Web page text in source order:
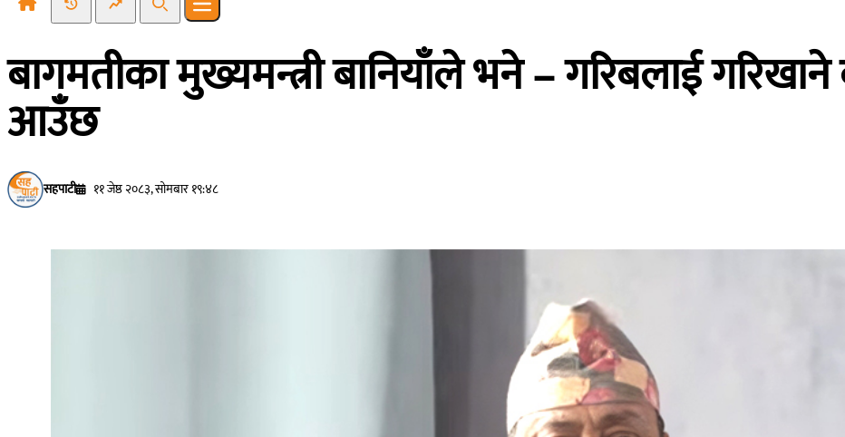
Recent NewsTrending News
SearchOpen main menu
बागमतीका मुख्यमन्त्री बानियाँले भने – गरिबलाई
आउँछ
सहपाटी ११ जेष्ठ २०८३, सोमबार १९:४८